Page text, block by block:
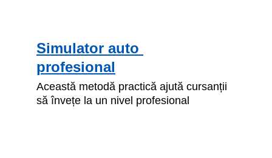
Simulator auto
profesional
Această metodă practică ajută cursanții
să învețe la un nivel profesional